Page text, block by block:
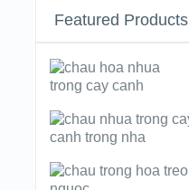
Featured Products